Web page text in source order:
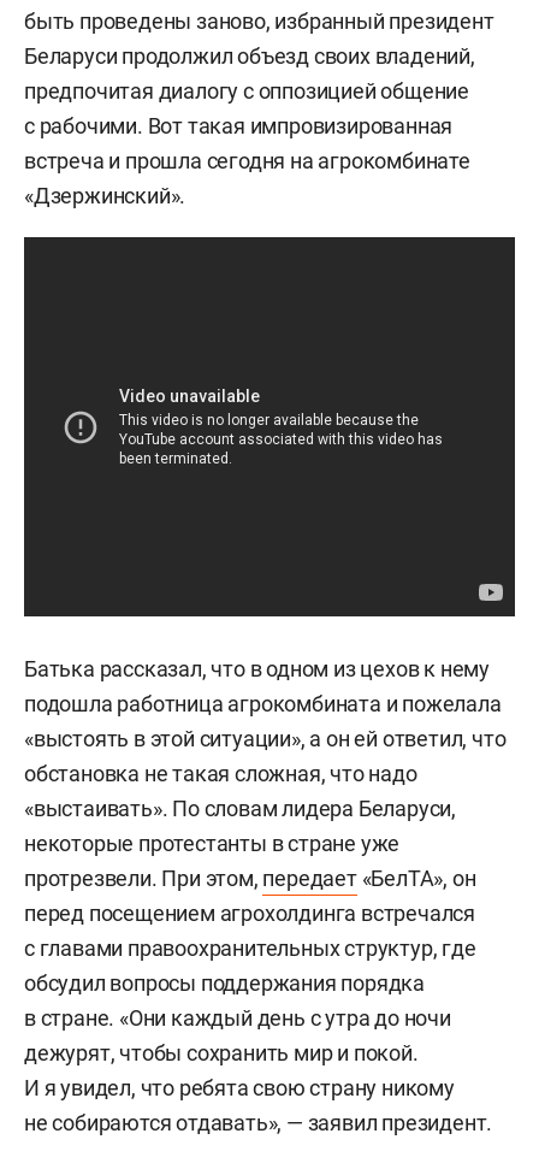
быть проведены заново, избранный президент
Беларуси продолжил объезд своих владений,
предпочитая диалогу с оппозицией общение
с рабочими. Вот такая импровизированная
встреча и прошла сегодня на агрокомбинате
«Дзержинский».
Батька рассказал, что в одном из цехов к нему
подошла работница агрокомбината и пожелала
«выстоять в этой ситуации», а он ей ответил, что
обстановка не такая сложная, что надо
«выстаивать». По словам лидера Беларуси,
некоторые протестанты в стране уже
протрезвели. При этом, передает«БелТА», он
перед посещением агрохолдинга встречался
с главами правоохранительных структур, где
обсудил вопросы поддержания порядка
в стране. «Они каждый день с утра до ночи
дежурят, чтобы сохранить мир и покой.
И я увидел, что ребята свою страну никому
не собираются отдавать», — заявил президент.